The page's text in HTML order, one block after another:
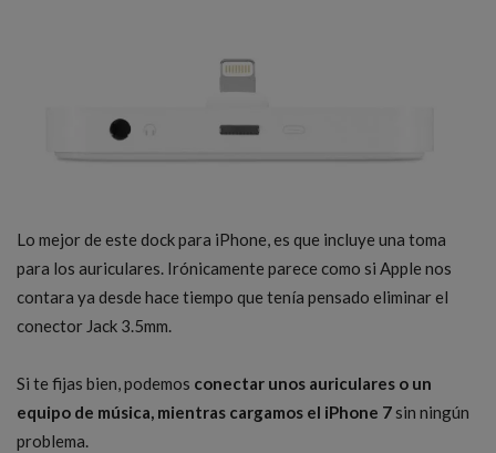
Lo mejor de este dock para iPhone, es que incluye una toma
para los auriculares. Irónicamente parece como si Apple nos
contara ya desde hace tiempo que tenía pensado eliminar el
conector Jack 3.5mm.
Si te fijas bien, podemos conectar unos auriculares o un
equipo de música, mientras cargamos el iPhone 7sin ningún
problema.